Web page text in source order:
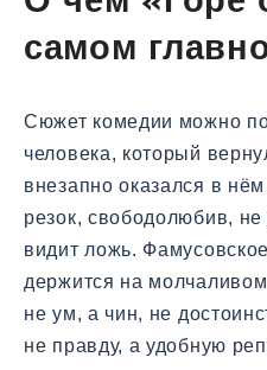
самом
Сюжет комедии можно
человека, который
внезапно оказался в
резок, свободолюбив,
видит ложь.
держится на
не ум, а чин, не
не правду, а удобную